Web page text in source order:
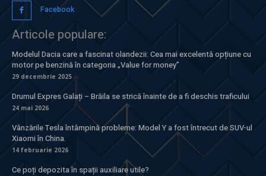
Facebook
Articole populare:
Modelul Dacia care a fascinat olandezii: Cea mai excelentă opțiune cu
motor pe benzină în categoria „Value for money”
29 decembrie 2025
Drumul Expres Galați – Brăila se strică înainte de a fi deschis traficului
24 mai 2026
Vânzările Tesla întâmpină probleme: Model Y a fost întrecut de SUV-ul
Xiaomi în China.
14 februarie 2026
Ce poți depozita în spații auxiliare utile?